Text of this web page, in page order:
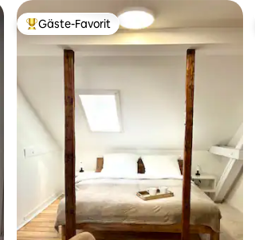
Beliebter Gäste-Favorit.
Gäste-Favorit